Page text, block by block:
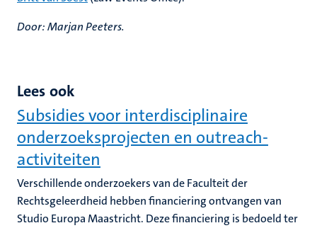
Door: Marjan Peeters.
Lees ook
Subsidies voor interdisciplinaire
onderzoeksprojecten en outreach-
activiteiten
Verschillende onderzoekers van de Faculteit der
Rechtsgeleerdheid hebben financiering ontvangen van
Studio Europa Maastricht. Deze financiering is bedoeld ter